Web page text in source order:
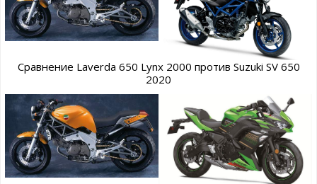
Сравнение Laverda 650 Lynx 2000 против Suzuki SV 650
2020